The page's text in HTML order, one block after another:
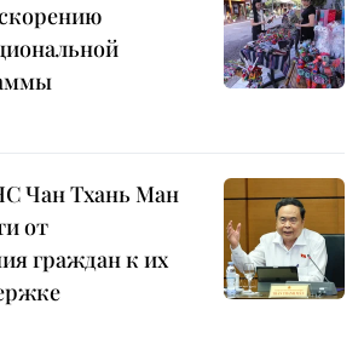
Чан Тхань Ман
от
граждан к их